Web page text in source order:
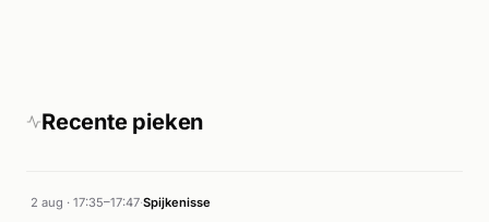
Recente pieken
2 aug · 17:35–17:47·Spijkenisse